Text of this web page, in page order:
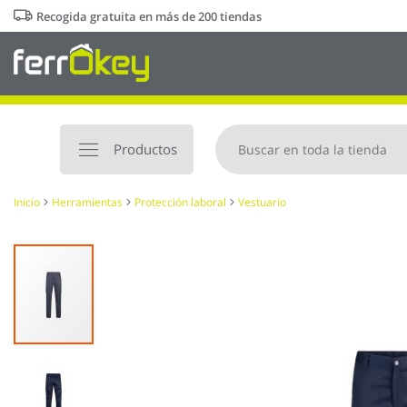
Ir
al
contenido
Recogida gratuita en más de 200 tiendas
Productos
Inicio Herramientas Protección laboral Vestuario
Saltar
galería
imágenes